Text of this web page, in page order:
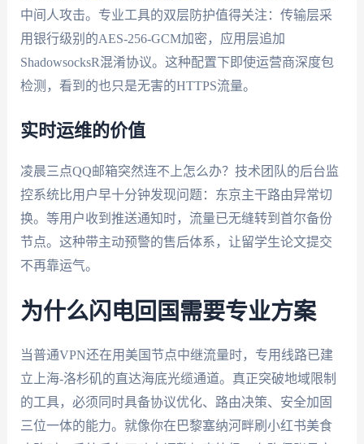
中间人攻击。专业工具的双层防护值得关注：传输层采
用银行级别的AES-256-GCM加密，应用层追加
ShadowsocksR混淆协议。这种配置下即使运营商深度包
检测，看到的也只是无害的HTTPS流量。
实时运维的价值
凌晨三点QQ邮箱突然连不上怎么办？技术团队的后台监
控系统比用户早十分钟发现问题：东京主干路由异常切
换。等用户收到推送通知时，流量已无缝转到首尔备份
节点。这种带主动预警的售后体系，让留学生论文提交
不再靠运气。
为什么闪电回国需要专业方案
当普通VPN还在用美国节点中继流量时，专用线路已建
立上海-洛杉矶的直达海底光缆通道。真正突破地域限制
的工具，必须同时具备协议优化、路由决策、安全加固
三位一体的能力。就像你在巴黎塞纳河畔刷小红书美食